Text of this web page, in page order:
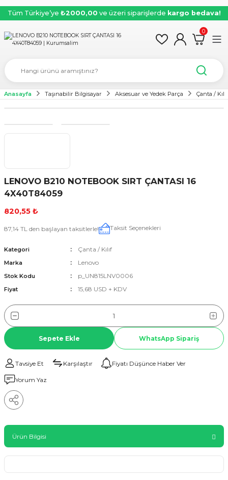
Tüm Türkiye’ye ₺2000,00 ve üzeri siparişlerde kargo bedava!
0
Anasayfa Taşınabilir Bilgisayar Aksesuar ve Yedek Parça Çanta / Kılıf
LENOVO B210 NOTEBOOK SIRT ÇANTASI 16
4X40T84059
820,55 ₺
87,14 TL den başlayan taksitlerle! Taksit Seçenekleri
Kategori Çanta / Kılıf
Marka Lenovo
Stok Kodu p_UN815LNV0006
Fiyat 15,68 USD + KDV
Sepete Ekle WhatsApp Sipariş
Tavsiye Et Karşılaştır Fiyatı Düşünce Haber Ver
Yorum Yaz
Ürün Bilgisi